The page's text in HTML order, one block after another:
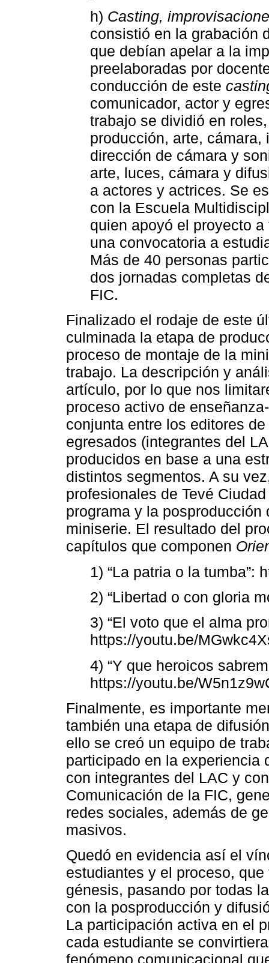
h) Casting,
consistió en la grabación
que debían apelar a la
preelaboradas por
conducción de este
comunicador, actor y
trabajo se dividió en
producción, arte,
dirección de cámara y
arte, luces, cámara y
a actores y actrices. Se
con la Escuela
quien apoyó el proyecto
una convocatoria a
Más de 40 personas
dos jornadas completas
FIC.
Finalizado el rodaje de este
culminada la etapa de
proceso de montaje de la
trabajo. La descripción y
artículo, por lo que nos
proceso activo de
conjunta entre los editores
egresados (integrantes del
producidos en base a una
distintos segmentos. A su
profesionales de Tevé
programa y la
miniserie. El resultado del
capítulos que componen
1) “La patria o la tumba”:
2) “Libertad o con gloria
3) “El voto que el alma
https://youtu.be/
4) “Y que heroicos
https://youtu.be/
Finalmente, es importante
también una etapa de
ello se creó un equipo de
participado en la experiencia
con integrantes del LAC y
Comunicación de la FIC,
redes sociales, además de
masivos.
Quedó en evidencia así el
estudiantes y el proceso,
génesis, pasando por todas
con la posproducción y
La participación activa en el
cada estudiante se